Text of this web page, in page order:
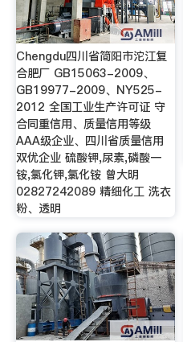
Chengdu四川省简阳市沱江复
合肥厂 GB15063-2009、
GB19977-2009、NY525-
2012 全国工业生产许可证 守
合同重信用、质量信用等级
AAA级企业、四川省质量信用
双优企业 硫酸钾,尿素,磷酸一
铵,氯化钾,氯化铵 曾大明
02827242089 精细化工 洗衣
粉、透明